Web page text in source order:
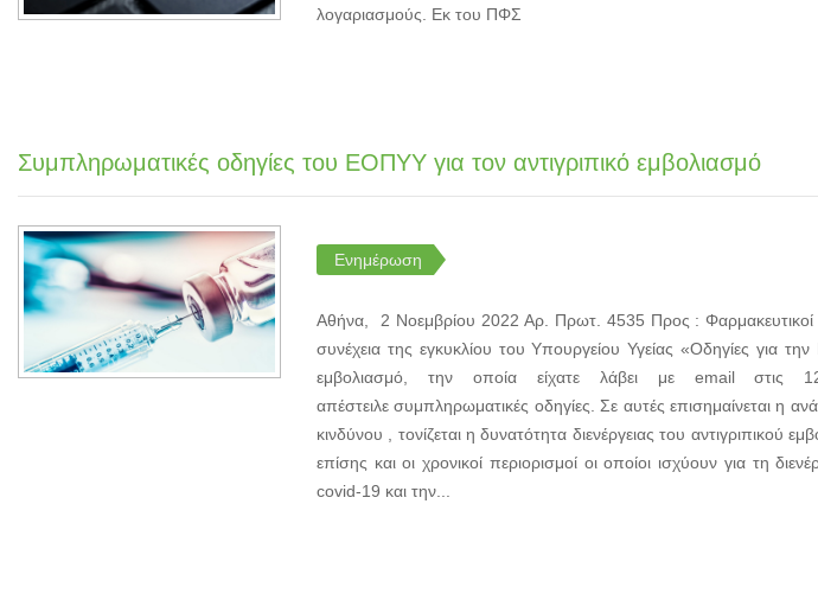
λογαριασμούς. Εκ του ΠΦΣ
Συμπληρωματικές οδηγίες του ΕΟΠΥΥ για τον αντιγριπικό εμβολιασμό
Ενημέρωση
Αθήνα, 2 Νοεμβρίου 2022 Αρ. Πρωτ. 4535 Προς :
συνέχεια της εγκυκλίου του Υπουργείου Υγείας «Οδηγίες για
εμβολιασμό, την οποία είχατε λάβει με email
απέστειλε συμπληρωματικές οδηγίες. Σε αυτές επισημαίνεται η
κινδύνου , τονίζεται η δυνατότητα διενέργειας του
επίσης και οι χρονικοί περιορισμοί οι οποίοι ισχύουν για τη
covid-19 και την...